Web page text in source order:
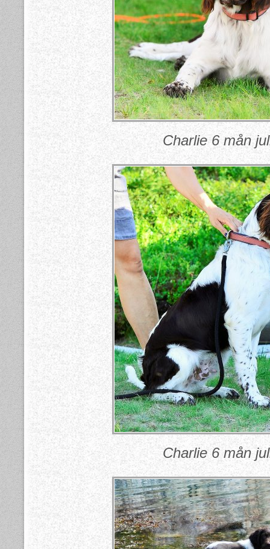
Charlie 6 mån
Charlie 6 mån